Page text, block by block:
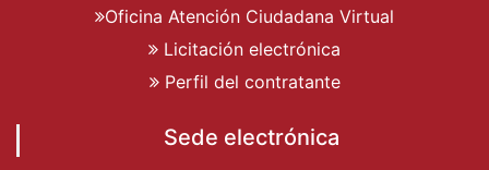
Oficina Atención Ciudadana Virtual
Licitación electrónica
Perfil del contratante
Sede electrónica